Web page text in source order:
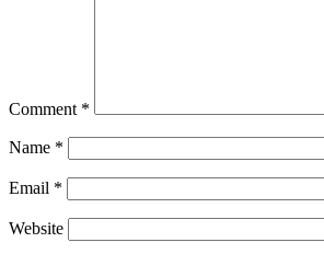
Comment *
Name *
Email *
Website